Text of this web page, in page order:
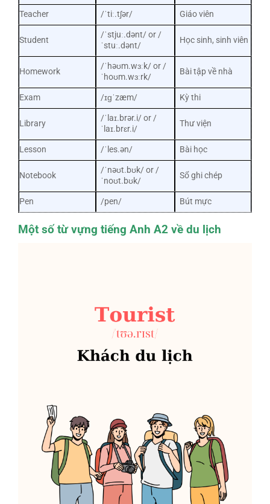
Teacher /ˈtiː.tʃər/ Giáo viên
Student
/ˈstjuː.dənt/ or /
ˈstuː.dənt/
Học sinh, sinh viên
Homework
/ˈhəʊm.wɜːk/ or /
ˈhoʊm.wɜːrk/
Bài tập về nhà
Exam /ɪɡˈzæm/ Kỳ thi
Library
/ˈlaɪ.brər.i/ or /
ˈlaɪ.brɛr.i/
Thư viện
Lesson /ˈles.ən/ Bài học
Notebook
/ˈnəʊt.bʊk/ or /
ˈnoʊt.bʊk/
Sổ ghi chép
Pen /pen/ Bút mực
Một số từ vựng tiếng Anh A2 về du lịch